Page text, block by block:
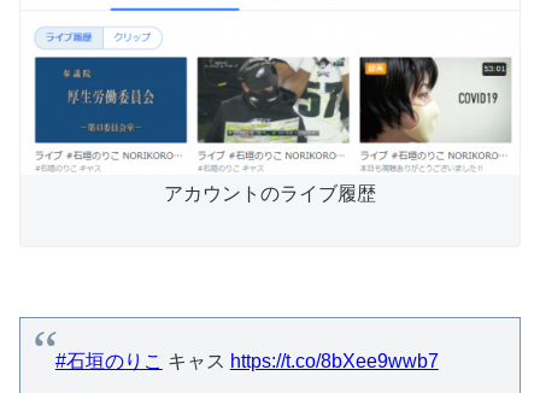
アカウントのライブ履歴
#石垣のりこ キャス https://t.co/8bXee9wwb7